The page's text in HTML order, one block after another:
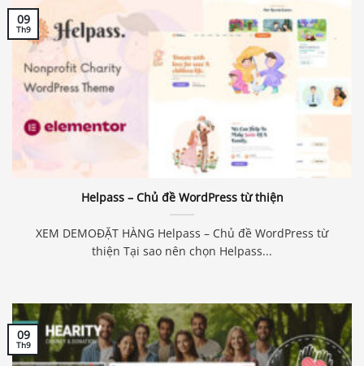
Helpass – Chủ đề WordPress từ thiện
XEM DEMOĐẶT HÀNG Helpass – Chủ đề WordPress từ
thiện Tại sao nên chọn Helpass...
09
Th9
09
Th9